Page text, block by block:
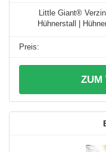
Little Giant®
Hühnerstall |
ZUM